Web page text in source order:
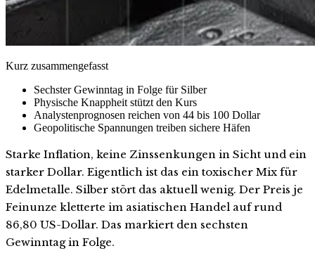
Kurz zusammengefasst
Sechster Gewinntag in Folge für Silber
Physische Knappheit stützt den Kurs
Analystenprognosen reichen von 44 bis 100 Dollar
Geopolitische Spannungen treiben sichere Häfen
Starke Inflation, keine Zinssenkungen in Sicht und ein
starker Dollar. Eigentlich ist das ein toxischer Mix für
Edelmetalle. Silber stört das aktuell wenig. Der Preis je
Feinunze kletterte im asiatischen Handel auf rund
86,80 US-Dollar. Das markiert den sechsten
Gewinntag in Folge.